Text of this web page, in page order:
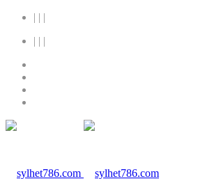
| | |
| | |